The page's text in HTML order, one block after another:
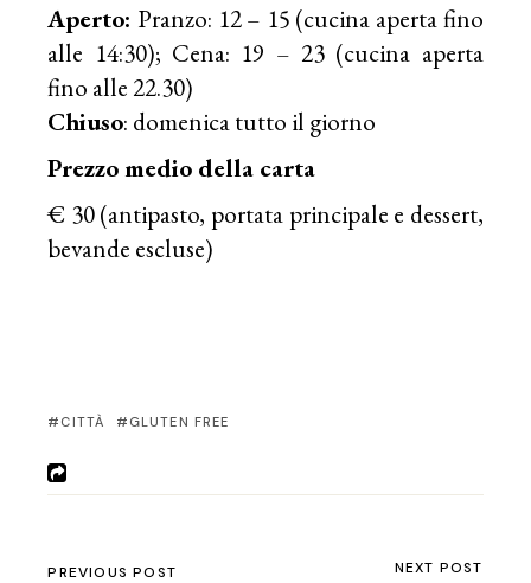
Aperto: Pranzo: 12 – 15 (cucina aperta fino
alle 14:30); Cena: 19 – 23 (cucina aperta
fino alle 22.30)
Chiuso: domenica tutto il giorno
Prezzo medio della carta
€ 30 (antipasto, portata principale e dessert,
bevande escluse)
CITTÀ GLUTEN FREE
PREVIOUS POST NEXT POST